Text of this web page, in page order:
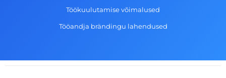
Töökuulutamise võimalused
Tööandja brändingu lahendused